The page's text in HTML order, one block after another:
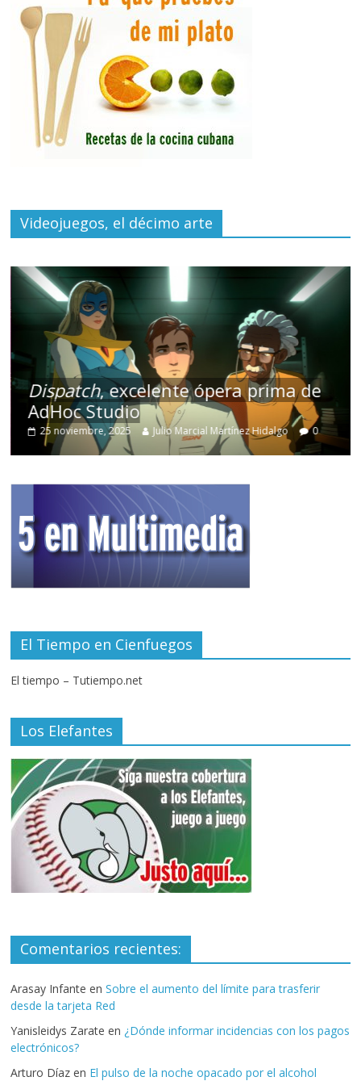
Videojuegos, el décimo arte
Dispatch, excelente ópera prima de
AdHoc Studio
25 noviembre, 2025 Julio Marcial Martínez Hidalgo 0
El Tiempo en Cienfuegos
El tiempo – Tutiempo.net
Los Elefantes
Comentarios recientes:
Arasay Infante enSobre el aumento del límite para trasferir
desde la tarjeta Red
Yanisleidys Zarate en ¿Dónde informar incidencias con los pagos
electrónicos?
Arturo Díaz en El pulso de la noche opacado por el alcohol